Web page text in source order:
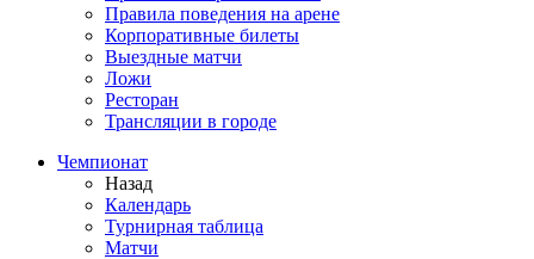
Правила поведения на арене
Корпоративные билеты
Выездные матчи
Ложи
Ресторан
Трансляции в городе
Чемпионат
Назад
Календарь
Турнирная таблица
Матчи